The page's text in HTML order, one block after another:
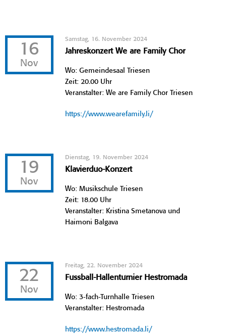
16
Nov
Samstag, 16. November 2024
Jahreskonzert We are Family Chor
Wo: Gemeindesaal Triesen
Zeit: 20.00 Uhr
Veranstalter: We are Family Chor Triesen
https://www.wearefamily.li/
19
Nov
Dienstag, 19. November 2024
Klavierduo-Konzert
Wo: Musikschule Triesen
Zeit: 18.00 Uhr
Veranstalter: Kristina Smetanova und
Haimoni Balgava
22
Nov
Freitag, 22. November 2024
Fussball-Hallenturnier Hestromada
Wo: 3-fach-Turnhalle Triesen
Veranstalter: Hestromada
https://www.hestromada.li/